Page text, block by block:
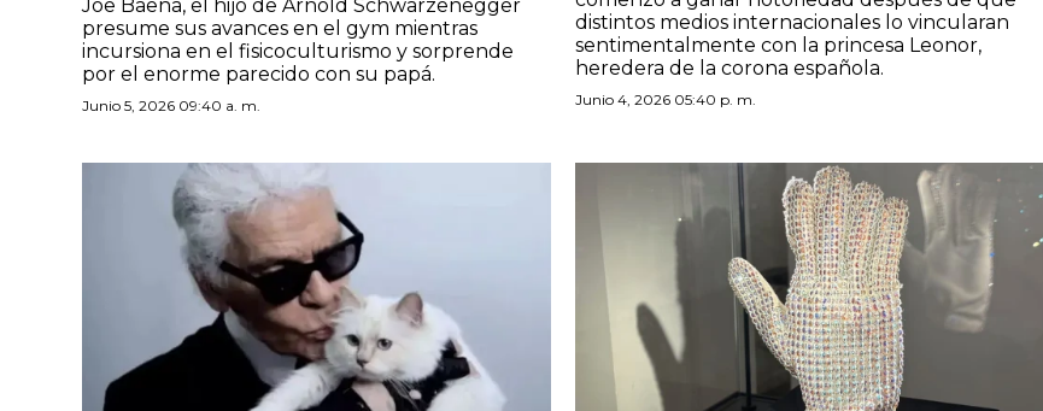
Joe Baena, el hijo de Arnold Schwarzenegger
presume sus avances en el gym mientras
incursiona en el fisicoculturismo y sorprende
por el enorme parecido con su papá.
Junio 5, 2026 09:40 a. m.
distintos medios internacionales lo vincularan
sentimentalmente con la princesa Leonor,
heredera de la corona española.
Junio 4, 2026 05:40 p. m.